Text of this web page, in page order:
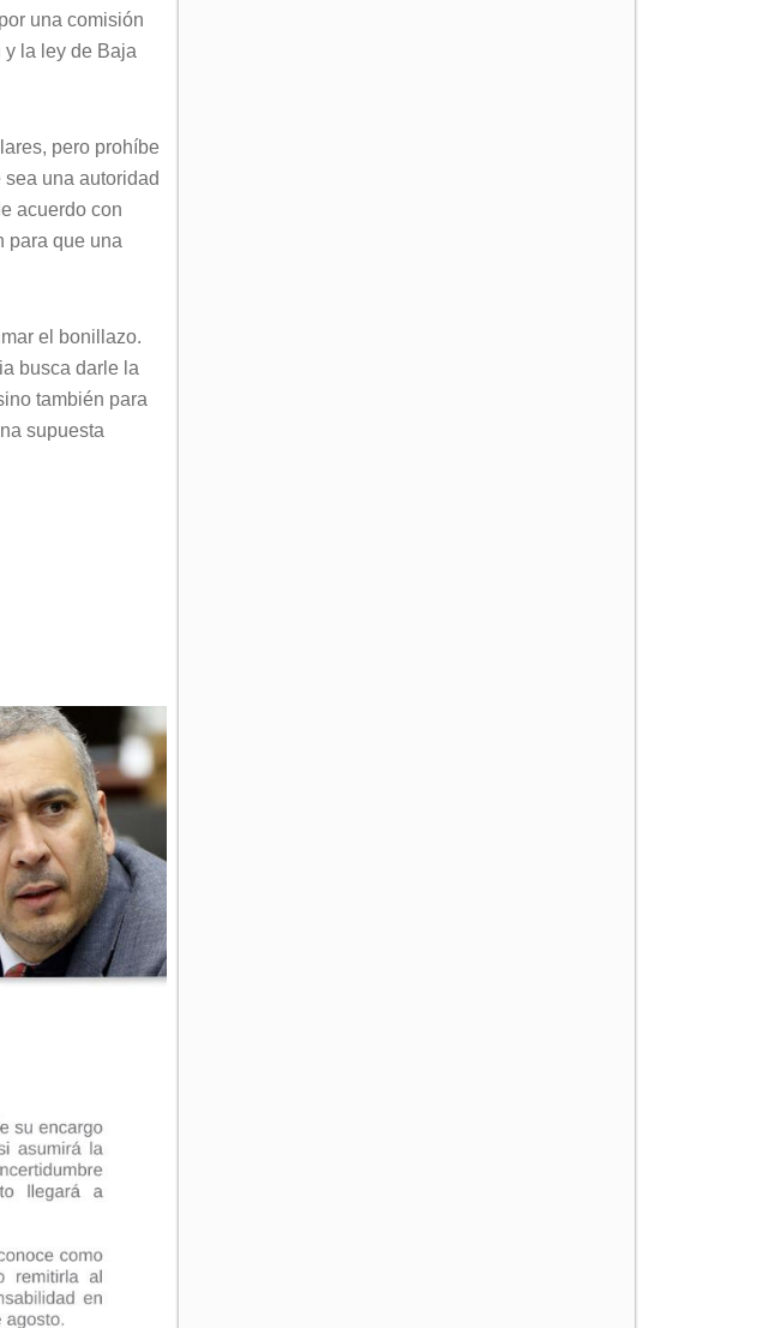
una comisión
la ley de Baja
pero prohíbe
una autoridad
acuerdo con
para que una
el bonillazo.
busca darle la
también para
supuesta